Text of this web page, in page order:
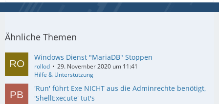
Ähnliche Themen
Windows Dienst "MariaDB" Stoppen
rollod
29. November 2020 um 11:41
Hilfe & Unterstützung
'Run' führt Exe NICHT aus die Adminrechte benötigt,
'ShellExecute' tut's